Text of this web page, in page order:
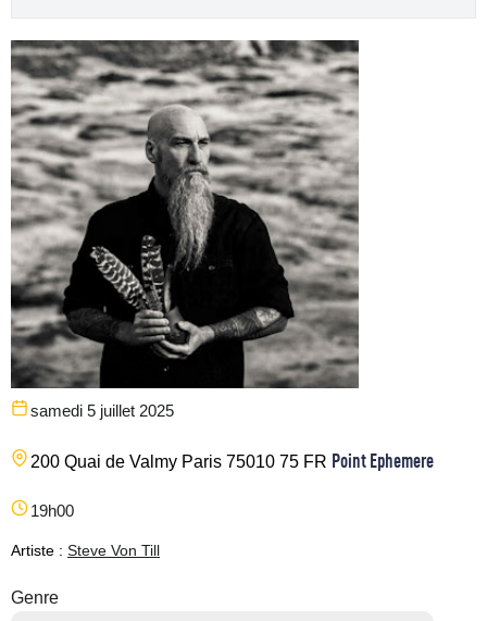
samedi 5 juillet 2025
200 Quai de Valmy Paris 75010 75 FR Point Ephemere
19h00
Artiste : Steve Von Till
Genre